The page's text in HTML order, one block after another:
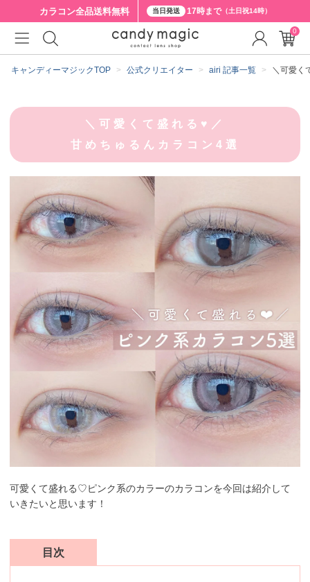
カラコン全品送料無料 当日発送 17時まで（土日祝14時）
キャンディーマジックTOP 公式クリエイター airi 記事一覧 ＼可愛く
＼可愛くて盛れる♥／
甘めちゅるんカラコン4選
可愛くて盛れる♡ピンク系のカラーのカラコンを今回は紹介して
いきたいと思います！
目次
0